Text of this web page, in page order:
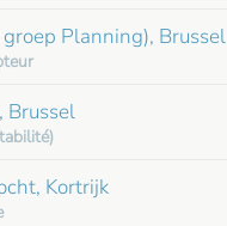
Planning), Brussel
Brussel
Kortrijk